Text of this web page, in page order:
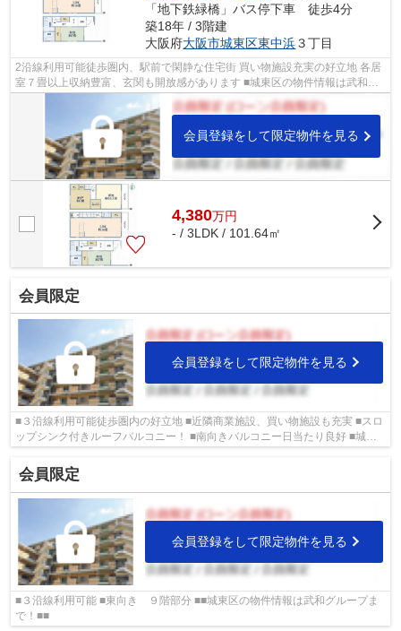
「地下鉄緑橋」バス停下車 徒歩4分
築18年 / 3階建
大阪府大阪市城東区東中浜３丁目
2沿線利用可能徒歩圏内、駅前で閑静な住宅街 買い物施設充実の好立地 各居
室７畳以上収納豊富、玄関も開放感があります ■城東区の物件情報は武和グ
ループまで！
会員登録をして限定物件を見る
4,380万円
- / 3LDK / 101.64㎡
会員限定
会員登録をして限定物件を見る
■３沿線利用可能徒歩圏内の好立地 ■近隣商業施設、買い物施設も充実 ■スロ
ップシンク付きルーフバルコニー！ ■南向きバルコニー日当たり良好 ■城東
区の物件情報は武和グループまで！
会員限定
会員登録をして限定物件を見る
■３沿線利用可能 ■東向き ９階部分 ■■城東区の物件情報は武和グループま
で！■■